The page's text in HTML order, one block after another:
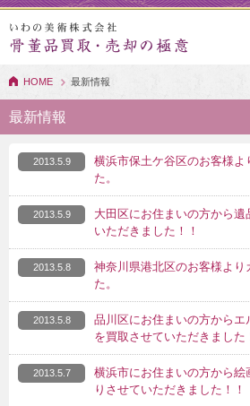
HOME 最新情報
最新情報
2013.5.9
横浜市保土ケ谷区のお客様よ
た。
2013.5.9
大田区にお住まいの方から遺
いただきました！！
2013.5.8
神奈川県港北区のお客様より
た。
2013.5.8
品川区にお住まいの方からエ
を買取させていただきました
2013.5.7
横浜市にお住まいの方から絵
りさせていただきました！！